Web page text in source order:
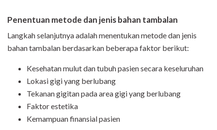
Penentuan metode dan jenis bahan tambalan
Langkah selanjutnya adalah menentukan metode dan jenis
bahan tambalan berdasarkan beberapa faktor berikut:
Kesehatan mulut dan tubuh pasien secara keseluruhan
Lokasi gigi yang berlubang
Tekanan gigitan pada area gigi yang berlubang
Faktor estetika
Kemampuan finansial pasien